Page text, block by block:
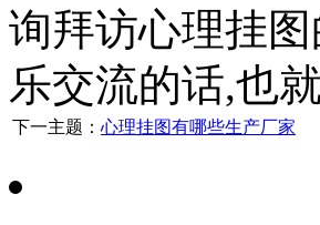
询拜访心理挂
乐交流的话,也
下一主题： 心理挂图有哪些生产厂家